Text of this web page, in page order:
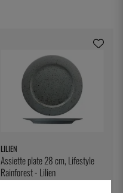
LILIEN
Assiette plate 28 cm, Lifestyle
Rainforest - Lilien